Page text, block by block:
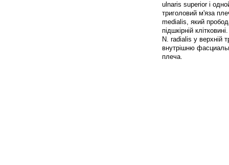
ulnaris superior і
триголовий м'яза
medialis, який
підшкірній клітковині.
N. radialis у верхній
внутрішню
плеча.